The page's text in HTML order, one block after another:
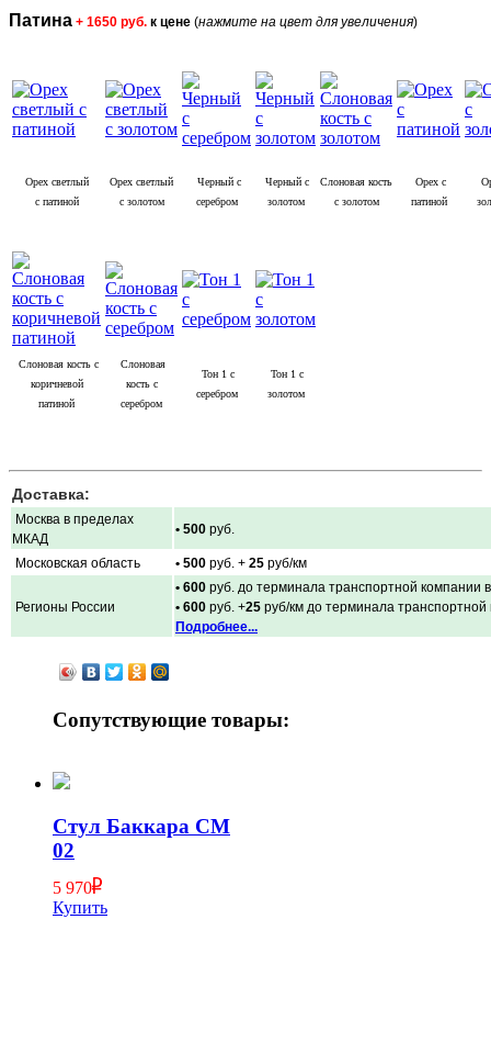
Патина + 1650 руб. к цене (нажмите на цвет для увеличения)
Орех светлый
с патиной
Орех светлый
с золотом
Черный с
серебром
Черный с
золотом
Слоновая кость
с золотом
Орех с
патиной
Слоновая кость с
коричневой
патиной
Слоновая
кость с
серебром
Тон 1 с
серебром
Тон 1 с
золотом
Доставка:
Москва в пределах
МКАД
• 500 руб.
Московская область • 500 руб. + 25 руб/км
Регионы России
• 600 руб. до терминала транспортной компании
• 600 руб. +25 руб/км до терминала
Подробнее...
Сопутствующие товары:
Стул Баккара СМ
02
5 970
Купить